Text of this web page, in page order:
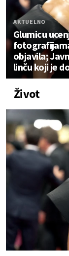
AKTUELNO
Glumicu
objavila;
linču koji je
Život